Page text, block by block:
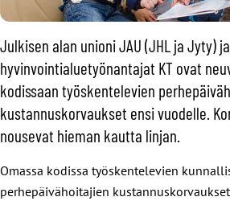
Julkisen alan unioni JAU (JHL ja Jyty)
hyvinvointialuetyönantajat KT ovat
kodissaan työskentelevien
kustannuskorvaukset ensi vuodelle.
nousevat hieman kautta linjan.
Omassa kodissa työskentelevien
perhepäivähoitajien